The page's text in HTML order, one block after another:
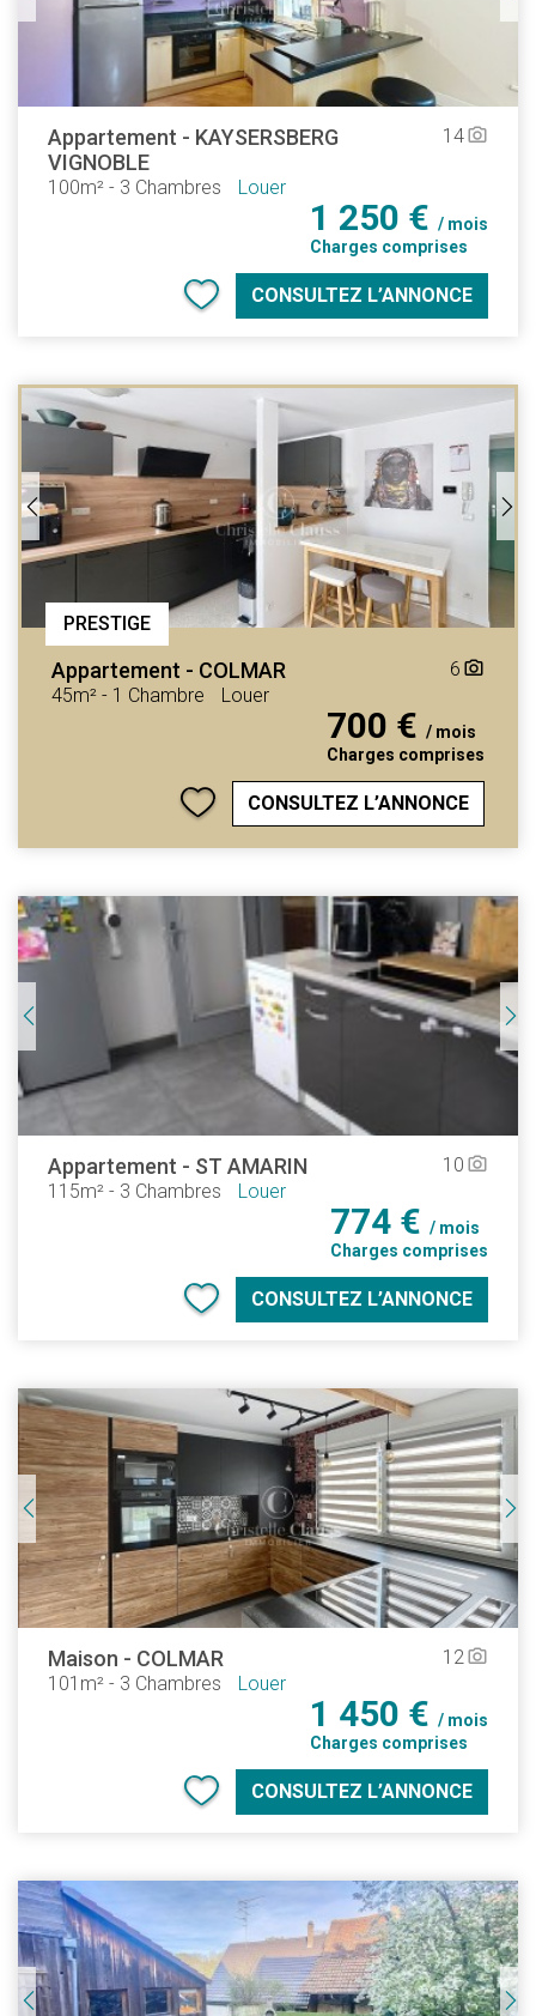
Appartement - KAYSERSBERG
VIGNOBLE
100m² - 3 Chambres Louer
14camera_alt
1 250 € / mois
Charges comprises
CONSULTEZ L’ANNONCE
PRESTIGE
Appartement - COLMAR
45m² - 1 Chambre Louer
6 camera_alt
700 € / mois
Charges comprises
CONSULTEZ L’ANNONCE
Appartement - ST AMARIN
115m² - 3 Chambres Louer
10 camera_alt
774 € / mois
Charges comprises
CONSULTEZ L’ANNONCE
Maison - COLMAR
101m² - 3 Chambres Louer
12camera_alt
1 450 € / mois
Charges comprises
CONSULTEZ L’ANNONCE